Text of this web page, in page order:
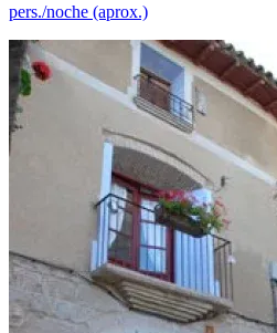
pers./noche (aprox.)